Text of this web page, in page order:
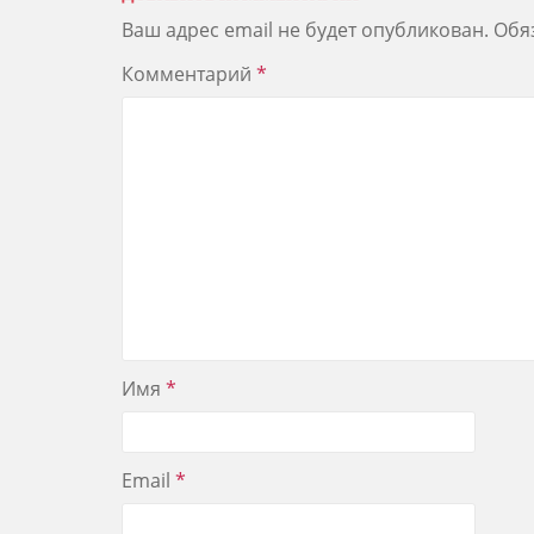
Ваш адрес email не будет опубликован.
Комментарий *
Имя *
Email *